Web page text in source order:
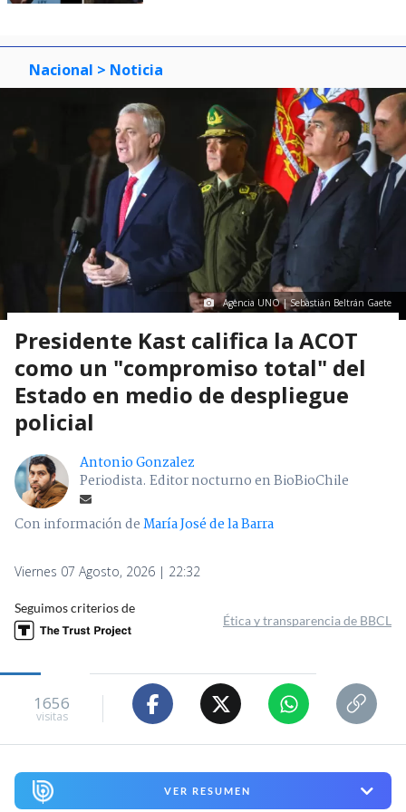
Nacional > Noticia
Agencia UNO | Sebastián Beltrán Gaete
Presidente Kast califica la ACOT
como un "compromiso total" del
Estado en medio de despliegue
policial
Antonio Gonzalez
Periodista. Editor nocturno en BioBioChile
Con información deMaría José de la Barra
Viernes 07 Agosto, 2026 | 22:32
Seguimos criterios de
Ética y transparencia de BBCL
1656
visitas
VER RESUMEN